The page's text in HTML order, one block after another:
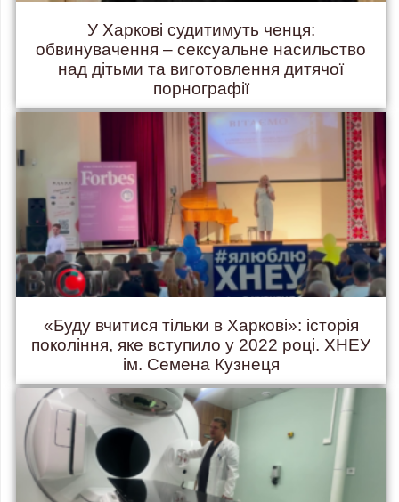
У Харкові судитимуть ченця:
обвинувачення – сексуальне насильство
над дітьми та виготовлення дитячої
порнографії
«Буду вчитися тільки в Харкові»: історія
покоління, яке вступило у 2022 році. ХНЕУ
ім. Семена Кузнеця